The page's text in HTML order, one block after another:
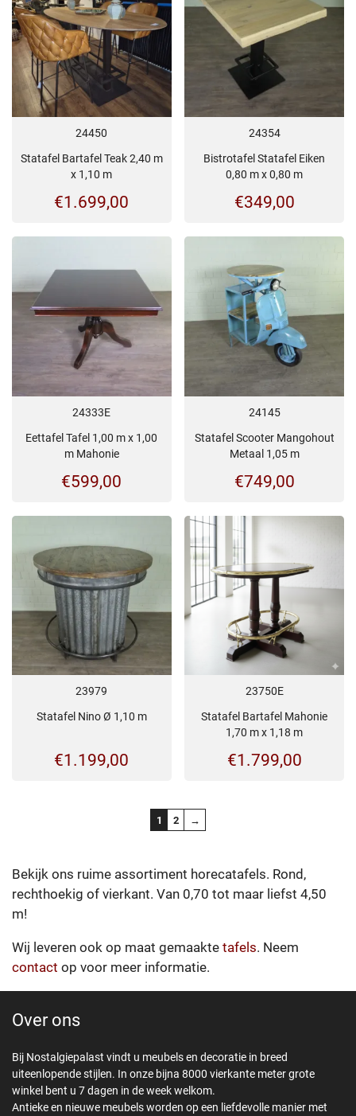
24450
Statafel Bartafel Teak 2,40 m
x 1,10 m
€1.699,00
24354
Bistrotafel Statafel Eiken
0,80 m x 0,80 m
€349,00
24333E
Eettafel Tafel 1,00 m x 1,00
m Mahonie
€599,00
24145
Statafel Scooter Mangohout
Metaal 1,05 m
€749,00
23979
Statafel Nino Ø 1,10 m
€1.199,00
23750E
Statafel Bartafel Mahonie
1,70 m x 1,18 m
€1.799,00
1 2 →
Bekijk ons ruime assortiment horecatafels. Rond,
rechthoekig of vierkant. Van 0,70 tot maar liefst 4,50
m!
Wij leveren ook op maat gemaakte tafels. Neem
contact op voor meer informatie.
Over ons
Bij Nostalgiepalast vindt u meubels en decoratie in breed
uiteenlopende stijlen. In onze bijna 8000 vierkante meter grote
winkel bent u 7 dagen in de week welkom.
Antieke en nieuwe meubels worden op een liefdevolle manier met